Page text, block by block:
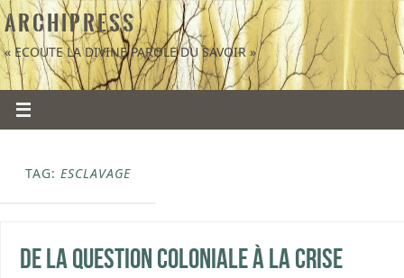
A R C H I P R E S S
« ECOUTE LA DIVINE PAROLE DU SAVOIR »
TAG: ESCLAVAGE
De la question coloniale à la crise